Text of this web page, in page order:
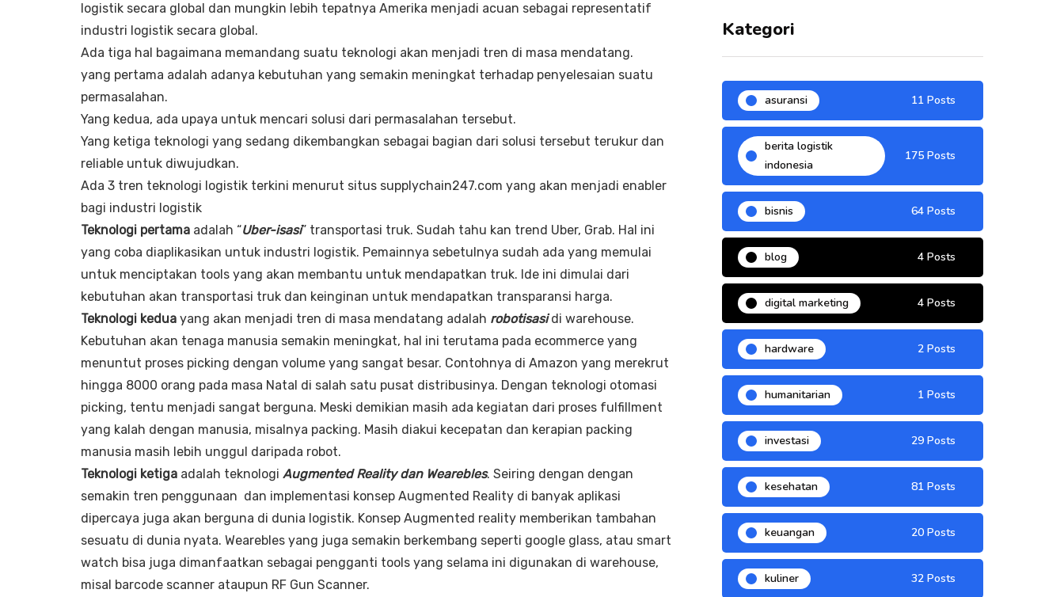
logistik secara global dan mungkin lebih tepatnya Amerika menjadi acuan sebagai representatif
industri logistik secara global.
Ada tiga hal bagaimana memandang suatu teknologi akan menjadi tren di masa mendatang.
yang pertama adalah adanya kebutuhan yang semakin meningkat terhadap penyelesaian suatu
permasalahan.
Yang kedua, ada upaya untuk mencari solusi dari permasalahan tersebut.
Yang ketiga teknologi yang sedang dikembangkan sebagai bagian dari solusi tersebut terukur dan
reliable untuk diwujudkan.
Ada 3 tren teknologi logistik terkini menurut situs supplychain247.com yang akan menjadi enabler
bagi industri logistik
Teknologi pertama adalah “Uber-isasi” transportasi truk. Sudah tahu kan trend Uber, Grab. Hal ini
yang coba diaplikasikan untuk industri logistik. Pemainnya sebetulnya sudah ada yang memulai
untuk menciptakan tools yang akan membantu untuk mendapatkan truk. Ide ini dimulai dari
kebutuhan akan transportasi truk dan keinginan untuk mendapatkan transparansi harga.
Teknologi kedua yang akan menjadi tren di masa mendatang adalah robotisasidi warehouse.
Kebutuhan akan tenaga manusia semakin meningkat, hal ini terutama pada ecommerce yang
menuntut proses picking dengan volume yang sangat besar. Contohnya di Amazon yang merekrut
hingga 8000 orang pada masa Natal di salah satu pusat distribusinya. Dengan teknologi otomasi
picking, tentu menjadi sangat berguna. Meski demikian masih ada kegiatan dari proses fulfillment
yang kalah dengan manusia, misalnya packing. Masih diakui kecepatan dan kerapian packing
manusia masih lebih unggul daripada robot.
Teknologi ketiga adalah teknologi Augmented Reality dan Wearebles. Seiring dengan dengan
semakin tren penggunaan dan implementasi konsep Augmented Reality di banyak aplikasi
dipercaya juga akan berguna di dunia logistik. Konsep Augmented reality memberikan tambahan
sesuatu di dunia nyata. Wearebles yang juga semakin berkembang seperti google glass, atau smart
watch bisa juga dimanfaatkan sebagai pengganti tools yang selama ini digunakan di warehouse,
misal barcode scanner ataupun RF Gun Scanner.
Kategori
asuransi 11 Posts
berita logistik
indonesia
175 Posts
bisnis 64 Posts
blog 4 Posts
digital marketing 4 Posts
hardware 2 Posts
humanitarian 1 Posts
investasi 29 Posts
kesehatan 81 Posts
keuangan 20 Posts
kuliner 32 Posts